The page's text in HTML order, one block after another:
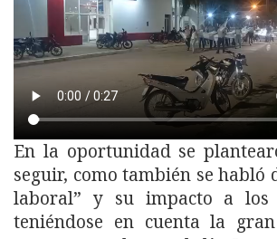
En la oportunidad se
seguir, como también se habló
laboral” y su impacto a los
teniéndose en cuenta la